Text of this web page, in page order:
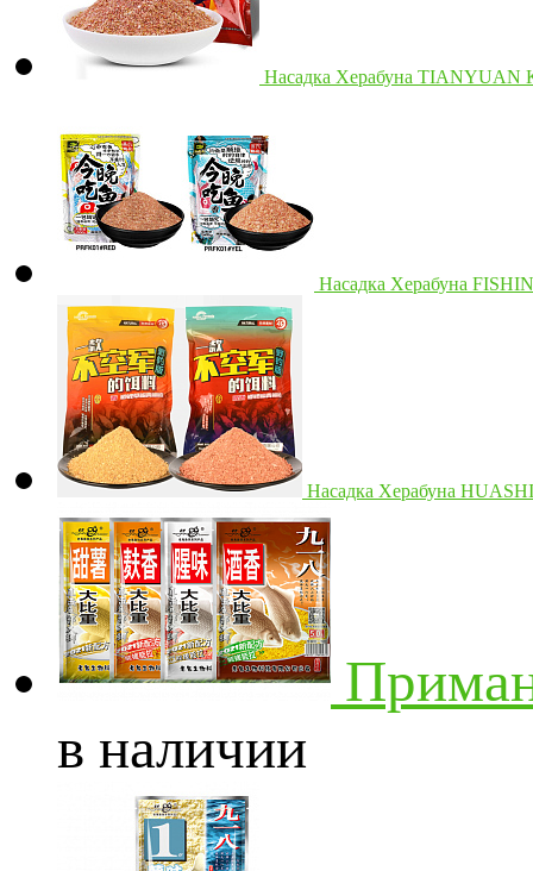
Насадка Херабуна TIANYUAN
Насадка Херабуна
Насадка Херабуна
в наличии